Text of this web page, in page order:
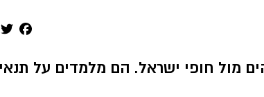
מול חופי ישראל. הם מלמדים על